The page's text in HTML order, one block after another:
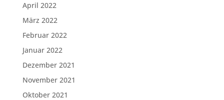
April 2022
März 2022
Februar 2022
Januar 2022
Dezember 2021
November 2021
Oktober 2021